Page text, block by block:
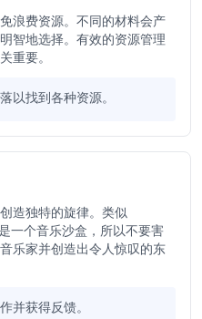
浪费资源。不同的材料会产
智地选择。有效的资源管理
重要。
以找到各种资源。
造独特的旋律。类似
一个音乐沙盒，所以不要害
乐家并创造出令人惊叹的东
并获得反馈。